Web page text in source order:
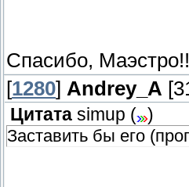
Спасибо,
[1280] Andrey_A
Цитата simup (
)
Заставить бы его